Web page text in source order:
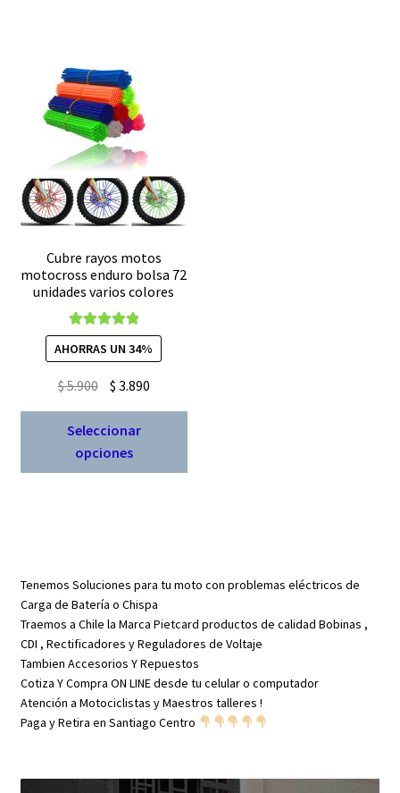
Cubre rayos motos
motocross enduro bolsa 72
unidades varios colores
Valorado con
5.00de 5
AHORRAS UN 34%
$5.900 El
original
era:
$ 5.900.
$ 3.890El
$ 3.890.
Seleccionar
opciones
se
elegir
en
la
página
de
producto
Tenemos Soluciones para tu moto con problemas eléctricos de
Carga de Batería o Chispa
Traemos a Chile la Marca Pietcard productos de calidad Bobinas ,
CDI , Rectificadores y Reguladores de Voltaje
Tambien Accesorios Y Repuestos
Cotiza Y Compra ON LINE desde tu celular o computador
Atención a Motociclistas y Maestros talleres !
Paga y Retira en Santiago Centro